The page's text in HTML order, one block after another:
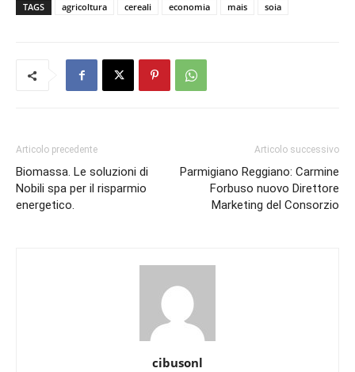
TAGS agricoltura cereali economia mais soia
Articolo precedente
Biomassa. Le soluzioni di
Nobili spa per il risparmio
energetico.
Articolo successivo
Parmigiano Reggiano: Carmine
Forbuso nuovo Direttore
Marketing del Consorzio
cibusonl